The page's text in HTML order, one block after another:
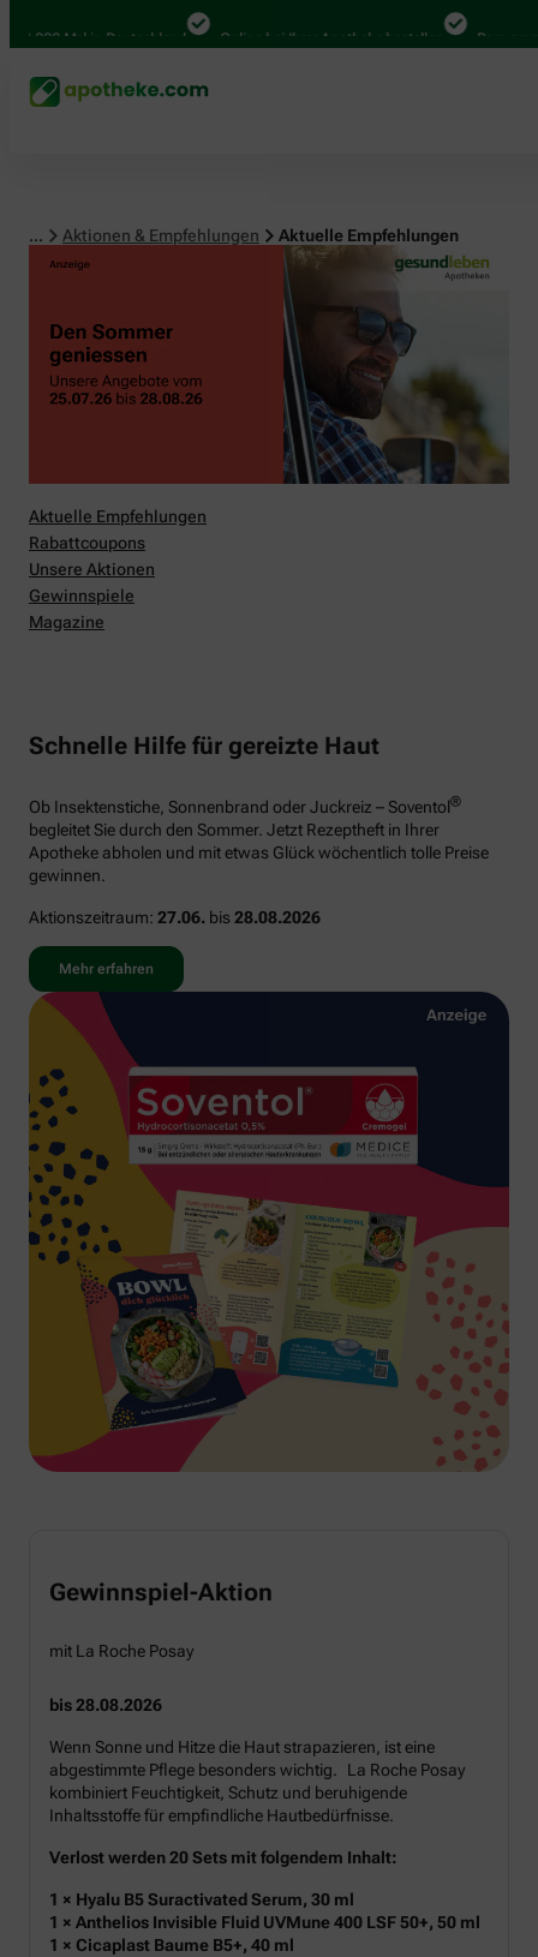
Mal in Deutschland Online bei Ihrer Apotheke bestellen Bequem
... Aktionen & Empfehlungen Aktuelle Empfehlungen
Aktuelle Empfehlungen
Rabattcoupons
Unsere Aktionen
Gewinnspiele
Magazine
Schnelle Hilfe für gereizte Haut
Ob Insektenstiche, Sonnenbrand oder Juckreiz – Soventol®
begleitet Sie durch den Sommer. Jetzt Rezeptheft in Ihrer
Apotheke abholen und mit etwas Glück wöchentlich tolle Preise
gewinnen.
Aktionszeitraum: 27.06. bis 28.08.2026
Mehr erfahren
Gewinnspiel-Aktion
mit La Roche Posay
bis 28.08.2026
Wenn Sonne und Hitze die Haut strapazieren, ist eine
abgestimmte Pflege besonders wichtig. La Roche Posay
kombiniert Feuchtigkeit, Schutz und beruhigende
Inhaltsstoffe für empfindliche Hautbedürfnisse.
Verlost werden 20 Sets mit folgendem Inhalt:
1 × Hyalu B5 Suractivated Serum, 30 ml
1 × Anthelios Invisible Fluid UVMune 400 LSF 50+, 50 ml
1 × Cicaplast Baume B5+, 40 ml